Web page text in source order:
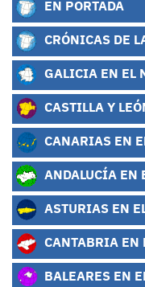
EN PORTADA
CRÓNICAS DE
GALICIA EN EL
CASTILLA Y
CANARIAS EN
ANDALUCÍA EN
ASTURIAS EN
CANTABRIA EN
BALEARES EN